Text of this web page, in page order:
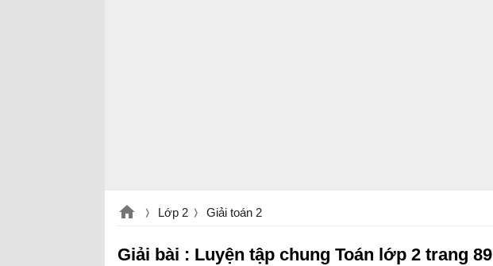
Lớp 2 Giải toán 2
Giải bài : Luyện tập chung Toán lớp 2 trang 89